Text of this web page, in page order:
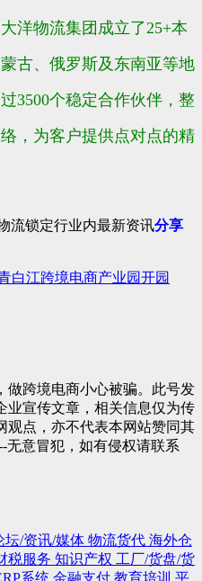
洋物流集团成立了25+本
古、俄罗斯及东南亚等地
3500个稳定合作伙伴，整
，为客户提供点对点的精
流锁定行业内最新资讯分享
白江跨境电商产业园开园
做跨境电商小心被骗。此号发
业宣传文章，相关信息仅为传
观点，亦不代表本网站赞同其
无意冒犯，如有侵权请联系
坛/资讯/媒体 物流货代 海外仓
税服务 知识产权 工厂/货盘/货